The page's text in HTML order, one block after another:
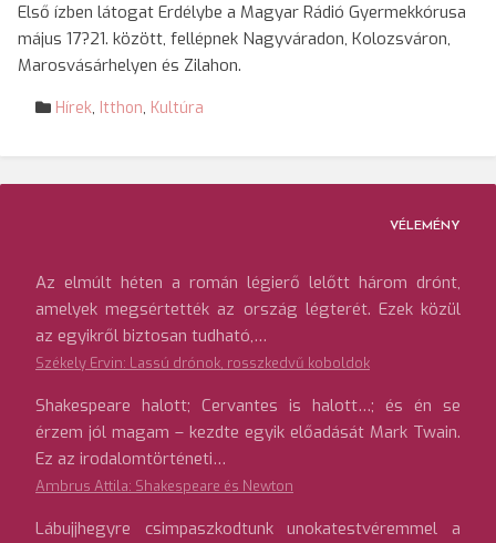
Első ízben látogat Erdélybe a Magyar Rádió Gyermekkórusa
május 17?21. között, fellépnek Nagyváradon, Kolozsváron,
Marosvásárhelyen és Zilahon.
Hírek, Itthon, Kultúra
VÉLEMÉNY
Az elmúlt héten a román légierő lelőtt három drónt,
amelyek megsértették az ország légterét. Ezek közül
az egyikről biztosan tudható,…
Székely Ervin: Lassú drónok, rosszkedvű koboldok
Shakespeare halott; Cervantes is halott…; és én se
érzem jól magam – kezdte egyik előadását Mark Twain.
Ez az irodalomtörténeti…
Ambrus Attila: Shakespeare és Newton
Lábujjhegyre csimpaszkodtunk unokatestvéremmel a